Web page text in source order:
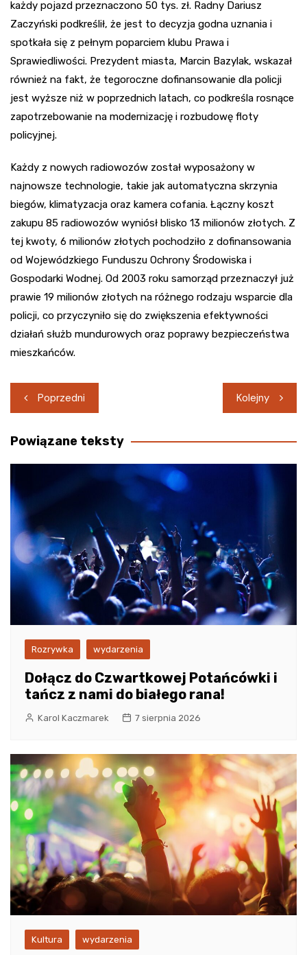
każdy pojazd przeznaczono 50 tys. zł. Radny Dariusz
Zaczyński podkreślił, że jest to decyzja godna uznania i
spotkała się z pełnym poparciem klubu Prawa i
Sprawiedliwości. Prezydent miasta, Marcin Bazylak, wskazał
również na fakt, że tegoroczne dofinansowanie dla policji
jest wyższe niż w poprzednich latach, co podkreśla rosnące
zapotrzebowanie na modernizację i rozbudowę floty
policyjnej.
Każdy z nowych radiowozów został wyposażony w
najnowsze technologie, takie jak automatyczna skrzynia
biegów, klimatyzacja oraz kamera cofania. Łączny koszt
zakupu 85 radiowozów wyniósł blisko 13 milionów złotych. Z
tej kwoty, 6 milionów złotych pochodziło z dofinansowania
od Wojewódzkiego Funduszu Ochrony Środowiska i
Gospodarki Wodnej. Od 2003 roku samorząd przeznaczył już
prawie 19 milionów złotych na różnego rodzaju wsparcie dla
policji, co przyczyniło się do zwiększenia efektywności
działań służb mundurowych oraz poprawy bezpieczeństwa
mieszkańców.
Nawigacja
wpisu
Poprzedni Kolejny
Powiązane teksty
Rozrywka wydarzenia
Dołącz do Czwartkowej Potańcówki i
tańcz z nami do białego rana!
Karol Kaczmarek 7 sierpnia 2026
Kultura wydarzenia